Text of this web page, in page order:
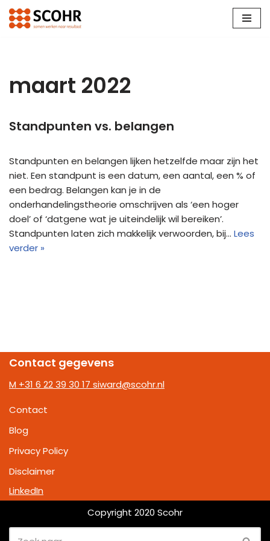
Ga
maart 2022
Standpunten vs. belangen
Standpunten en belangen lijken hetzelfde maar zijn het
niet. Een standpunt is een datum, een aantal, een % of
een bedrag. Belangen kan je in de
onderhandelingstheorie omschrijven als ‘een hoger
doel’ of ‘datgene wat je uiteindelijk wil bereiken’.
Standpunten laten zich makkelijk verwoorden, bij… Lees
verder »
Contact gegevens
M +31 6 22 39 30 17 siward@scohr.nl
Contact
Blog
Privacy Policy
Disclaimer
LinkedIn
Copyright 2020 Scohr